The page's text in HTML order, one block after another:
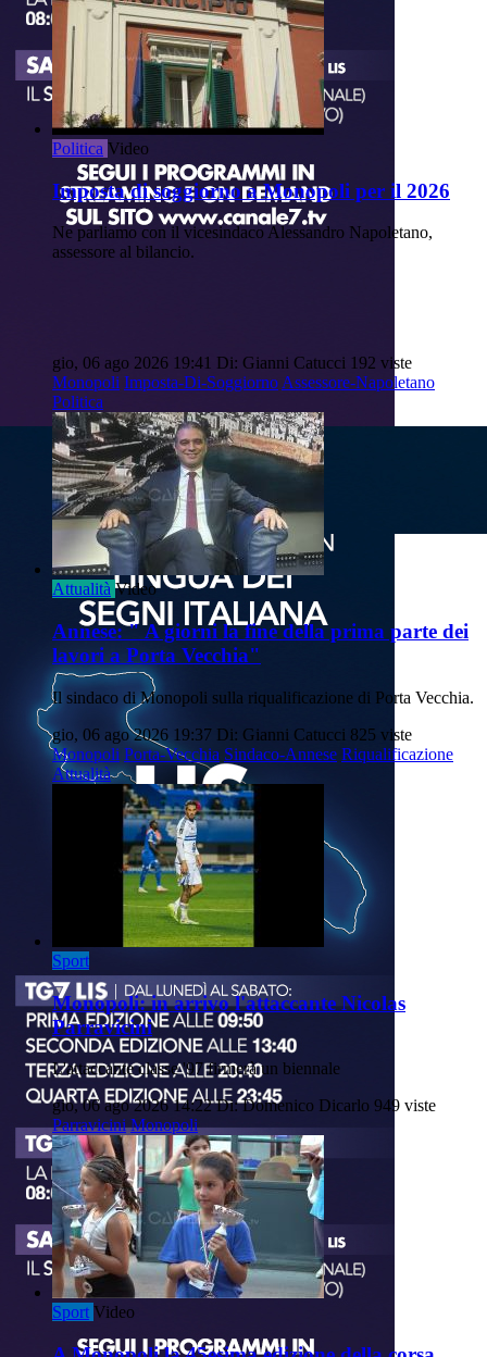
Politica Video
Imposta di soggiorno a Monopoli per il 2026
Ne parliamo con il vicesindaco Alessandro Napoletano,
assessore al bilancio.
gio, 06 ago 2026 19:41 Di: Gianni Catucci 192 viste
Monopoli Imposta-Di-SoggiornoAssessore-Napoletano
Politica
Attualità Video
Annese: " A giorni la fine della prima parte dei
lavori a Porta Vecchia"
Il sindaco di Monopoli sulla riqualificazione di Porta Vecchia.
gio, 06 ago 2026 19:37 Di: Gianni Catucci 825 viste
Monopoli Porta-Vecchia Sindaco-Annese Riqualificazione
Attualità
Sport
Monopoli: in arrivo l'attaccante Nicolas
Parravicini
L'attaccante classe '97 firmerà un biennale
gio, 06 ago 2026 14:22 Di: Domenico Dicarlo 949 viste
Parravicini Monopoli
Sport Video